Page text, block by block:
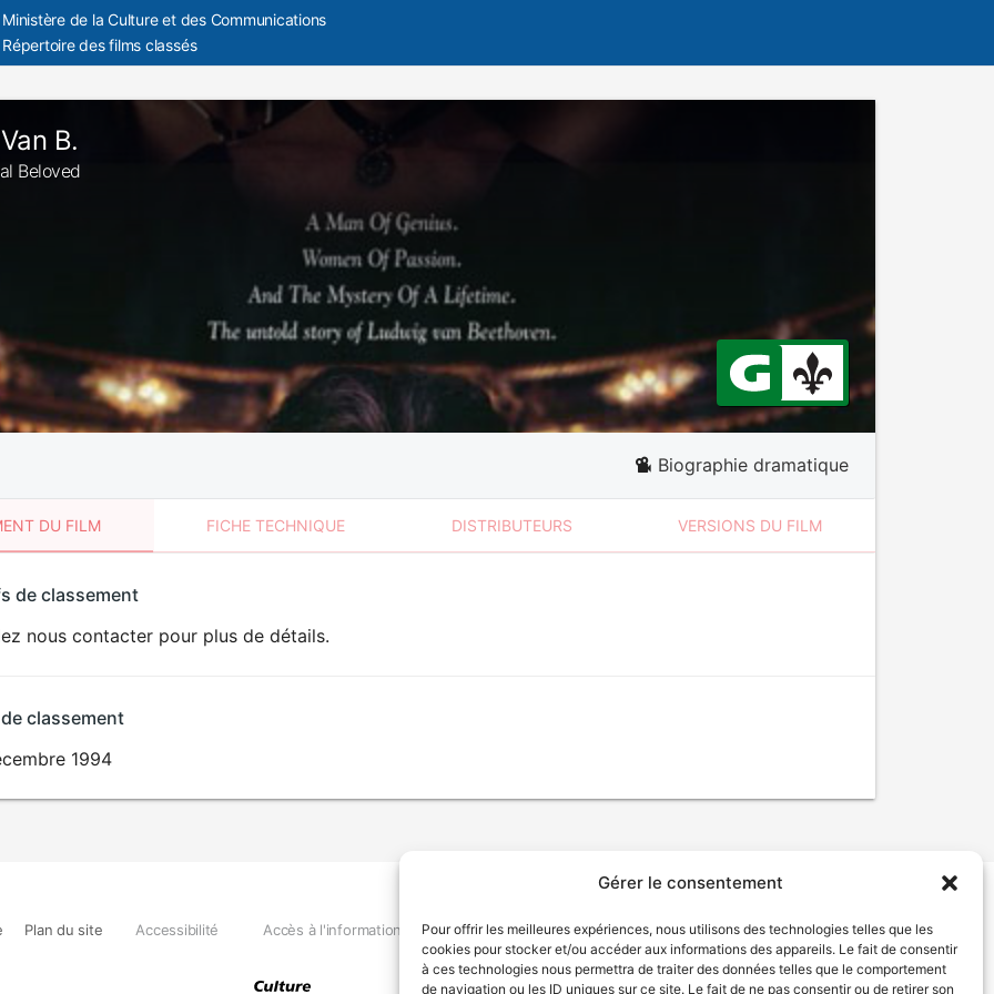
Gérer le consentement
Pour offrir les meilleures expériences, nous utilisons des technologies telles que les
cookies pour stocker et/ou accéder aux informations des appareils. Le fait de consentir
à ces technologies nous permettra de traiter des données telles que le comportement
de navigation ou les ID uniques sur ce site. Le fait de ne pas consentir ou de retirer son
Ministère de la Culture et des Communications
Répertoire des films classés
B.
Beloved
Biographie dramatique
DU FILM FICHE TECHNIQUE DISTRIBUTEURS VERSIONS DU FILM
de classement
nous contacter pour plus de détails.
classement
1994
Plan du site Accessibilité Accès à l'information Déclaration de services Politique de confidentialité